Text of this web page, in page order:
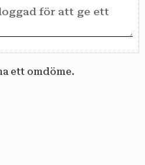
ett omdöme.